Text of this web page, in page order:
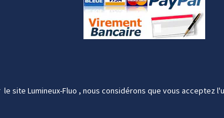
site Lumineux-Fluo , nous considérons que vous acceptez